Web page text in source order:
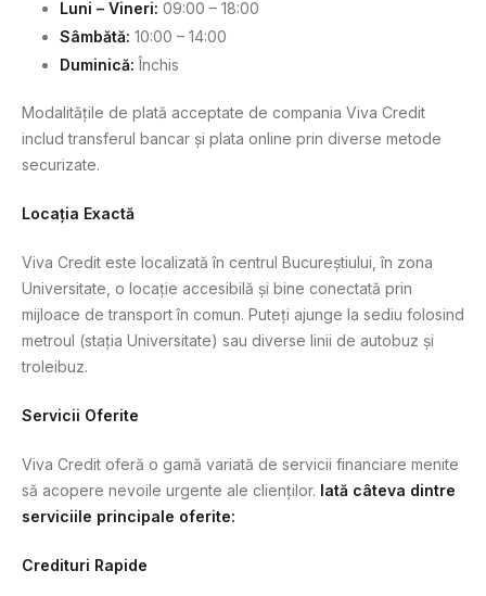
Luni – Vineri: 09:00 – 18:00
Sâmbătă: 10:00 – 14:00
Duminică: Închis
Modalitățile de plată acceptate de compania Viva Credit
includ transferul bancar și plata online prin diverse metode
securizate.
Locația Exactă
Viva Credit este localizată în centrul Bucureștiului, în zona
Universitate, o locație accesibilă și bine conectată prin
mijloace de transport în comun. Puteți ajunge la sediu folosind
metroul (stația Universitate) sau diverse linii de autobuz și
troleibuz.
Servicii Oferite
Viva Credit oferă o gamă variată de servicii financiare menite
să acopere nevoile urgente ale clienților. Iată câteva dintre
serviciile principale oferite:
Credituri Rapide